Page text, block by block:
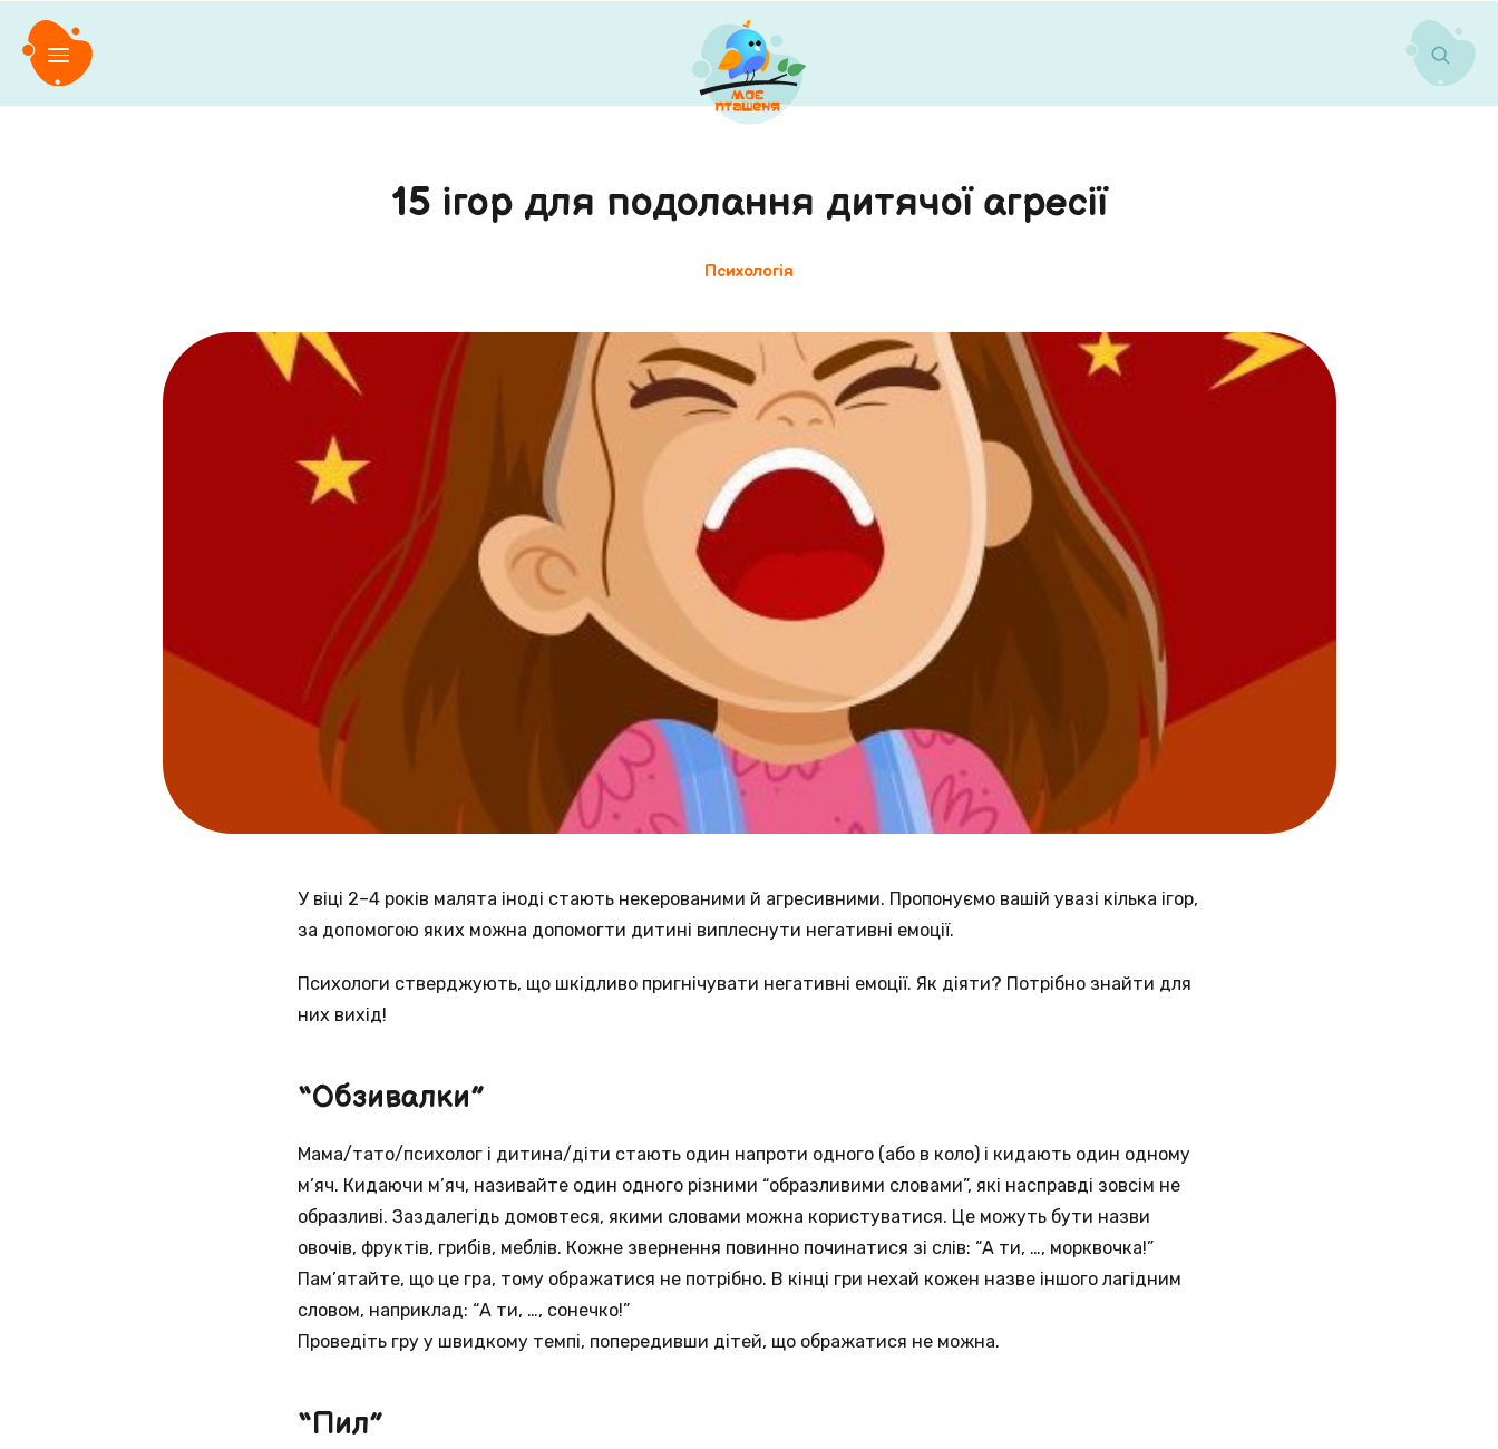
15 ігор для подолання дитячої агресії
Психологія
У віці 2–4 років малята іноді стають некерованими й агресивними. Пропонуємо вашій увазі кілька ігор,
за допомогою яких можна допомогти дитині виплеснути негативні емоції.
Психологи стверджують, що шкідливо пригнічувати негативні емоції. Як діяти? Потрібно знайти для
них вихід!
“Обзивалки”
Мама/тато/психолог і дитина/діти стають один напроти одного (або в коло) і кидають один одному
м’яч. Кидаючи м’яч, називайте один одного різними “образливими словами”, які насправді зовсім не
образливі. Заздалегідь домовтеся, якими словами можна користуватися. Це можуть бути назви
овочів, фруктів, грибів, меблів. Кожне звернення повинно починатися зі слів: “А ти, …, морквочка!”
Пам’ятайте, що це гра, тому ображатися не потрібно. В кінці гри нехай кожен назве іншого лагідним
словом, наприклад: “А ти, …, сонечко!”
Проведіть гру у швидкому темпі, попередивши дітей, що ображатися не можна.
“Пил”